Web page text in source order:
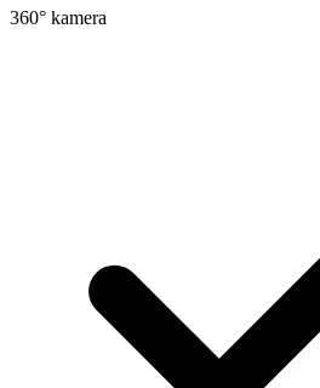
360° kamera